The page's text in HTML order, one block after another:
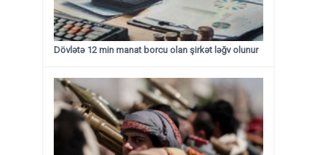
Dövlətə 12 min manat borcu olan şirkət ləğv olunur